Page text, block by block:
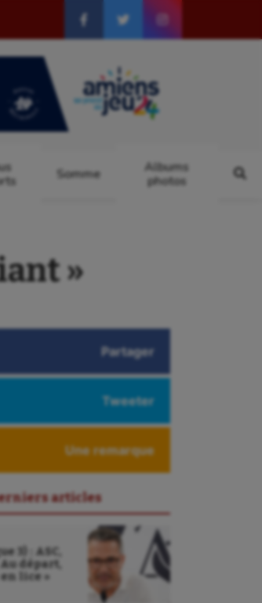
Somme
Albums
photos
»
Partager
Tweeter
Une remarque
articles
3) : ASC,
départ,
en lice »